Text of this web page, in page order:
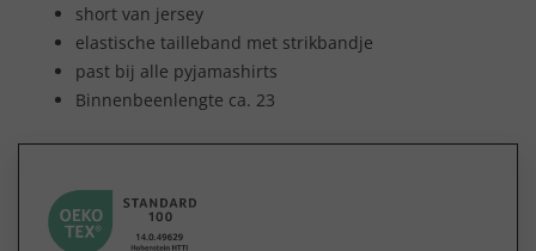
short van jersey
elastische tailleband met strikbandje
past bij alle pyjamashirts
Binnenbeenlengte ca. 23